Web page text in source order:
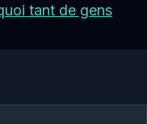
tant de gens